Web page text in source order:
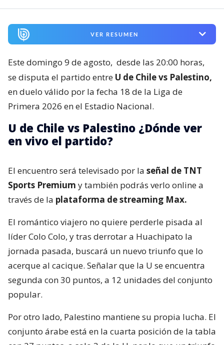
VER RESUMEN
Este domingo 9 de agosto, desde las 20:00 horas,
se disputa el partido entre U de Chile vs Palestino,
en duelo válido por la fecha 18 de la Liga de
Primera 2026 en el Estadio Nacional.
U de Chile vs Palestino ¿Dónde ver
en vivo el partido?
El encuentro será televisado por la señal de TNT
Sports Premium y también podrás verlo online a
través de la plataforma de streaming Max.
El romántico viajero no quiere perderle pisada al
líder Colo Colo, y tras derrotar a Huachipato la
jornada pasada, buscará un nuevo triunfo que lo
acerque al cacique. Señalar que la U se encuentra
segunda con 30 puntos, a 12 unidades del conjunto
popular.
Por otro lado, Palestino mantiene su propia lucha. El
conjunto árabe está en la cuarta posición de la tabla